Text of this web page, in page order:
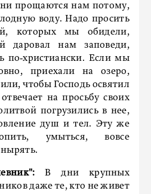
прощаются нам потому,
воду. Надо просить
которых мы обидели,
даровал нам заповеди,
по‑христиански. Если мы
приехали на озеро,
чтобы Господь освятил
на просьбу своих
погрузились в нее,
душ и тел. Эту же
умыться, вовсе
нырять.
В дни крупных
даже те, кто не живет